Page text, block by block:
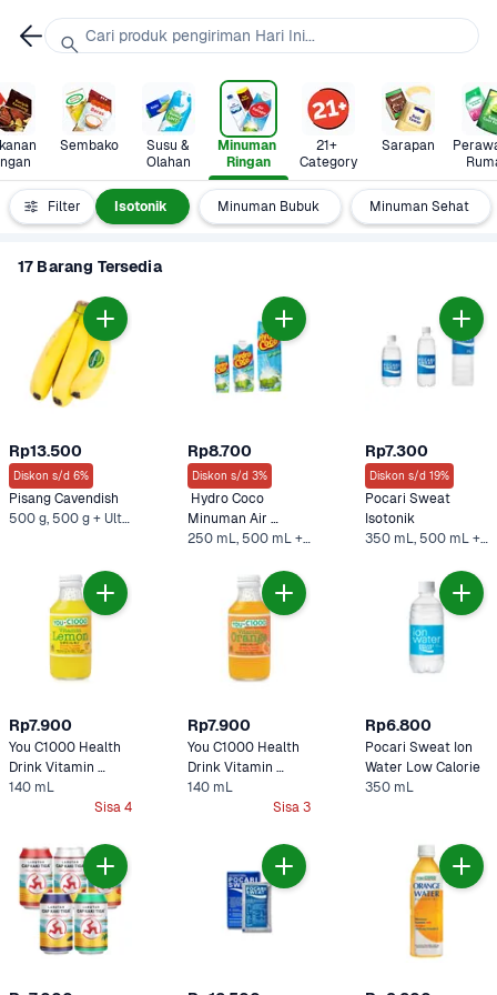
Sembako
Susu &
Olahan
Minuman
Ringan
21+
Category
Sarapan
Filter
Teh Isotonik Minuman Bubuk Minuman Sehat
17 Barang Tersedia
Rp13.500
Diskon s/d 6%
Pisang Cavendish
500 g, 500 g + Ultra Minuman Sari Kacang Hijau 250 ml +3 Lainnya
Rp8.700
Diskon s/d 3%
Hydro Coco
Minuman Air
Kelapa
250 mL, 500 mL +2 Lainnya
Rp7.300
Diskon s/d 19%
Pocari Sweat
350 mL, 500 mL +2 Lainnya
Rp7.900
You C1000 Health
Drink Vitamin
Lemon
140 mL
Sisa 4
Rp7.900
You C1000 Health
Drink Vitamin
Orange
140 mL
Sisa 3
Rp6.800
Pocari Sweat Ion
350 mL
Cari produk pengiriman Hari Ini...